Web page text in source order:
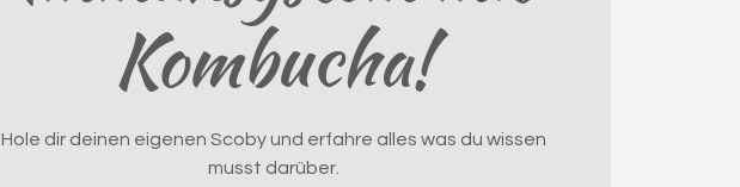
Kombucha!
Hole dir deinen eigenen Scoby und erfahre alles was du wissen
musst darüber.